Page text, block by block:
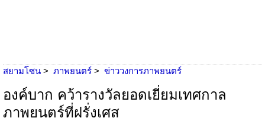
สยามโซน ภาพยนตร์ ข่าววงการภาพยนตร์
องค์บาก คว้ารางวัลยอดเยี่ยมเทศกาล
ภาพยนตร์ที่ฝรั่งเศส